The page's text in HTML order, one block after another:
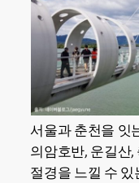
서울과 춘천을 잇
의암호반, 운길산
절경을 느낄 수